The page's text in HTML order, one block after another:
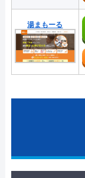
湯まもーる